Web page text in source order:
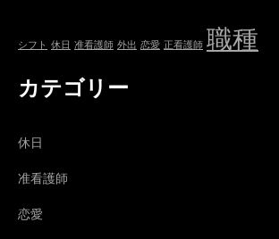
シフト 休日 准看護師 外出 恋愛 正看護師 職種
カテゴリー
休日
准看護師
恋愛